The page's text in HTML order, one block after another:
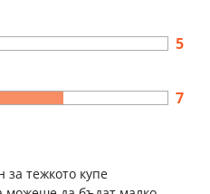
5
7
за тежкото купе